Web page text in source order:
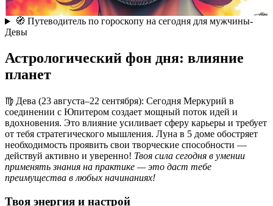
🧭 Путеводитель по гороскопу на сегодня для мужчины-
Девы
Астрологический фон дня: влияние
планет
♍ Дева (23 августа–22 сентября): Сегодня Меркурий в
соединении с Юпитером создает мощный поток идей и
вдохновения. Это влияние усиливает сферу карьеры и требует
от тебя стратегического мышления. Луна в 5 доме обостряет
необходимость проявить свои творческие способности —
действуй активно и уверенно! Твоя сила сегодня в умении
применять знания на практике — это даст тебе
преимущества в любых начинаниях!
Твоя энергия и настрой